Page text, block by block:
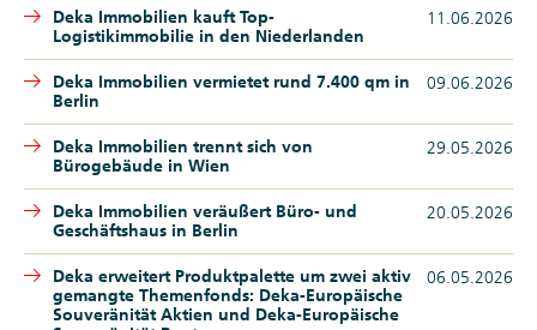
Deka Immobilien kauft Top-
Logistikimmobilie in den Niederlanden
11.06.2026
Deka Immobilien vermietet rund 7.400 qm in
Berlin
09.06.2026
Deka Immobilien trennt sich von
Bürogebäude in Wien
29.05.2026
Deka Immobilien veräußert Büro- und
Geschäftshaus in Berlin
20.05.2026
Deka erweitert Produktpalette um zwei aktiv
gemangte Themenfonds: Deka-Europäische
Souveränität Aktien und Deka-Europäische
06.05.2026